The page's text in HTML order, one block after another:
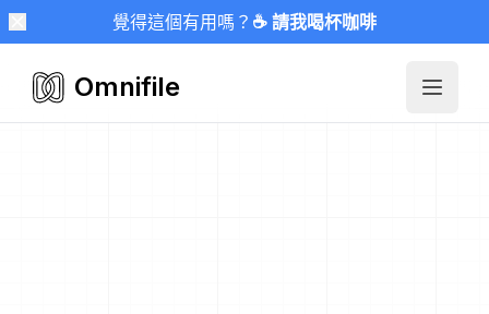
覺得這個有用嗎？ ☕ 請我喝杯咖啡
Omnifile